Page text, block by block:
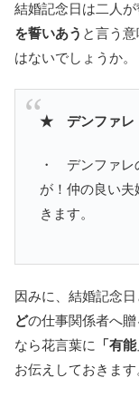
結婚記念日は二人が
を誓いあう と言う
はないでしょうか。
★ デンファレ
・ デンファレ
が！仲の良い夫
きます。
因みに、結婚記念日
どの仕事関係者へ
なら花言葉に
「有
お伝えしておきます